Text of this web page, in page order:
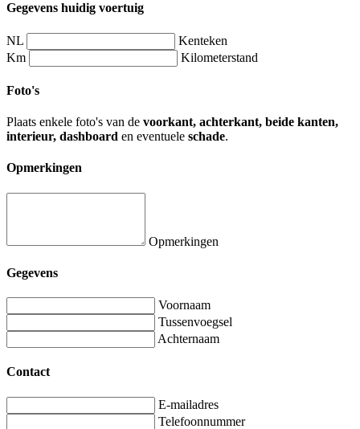
Gegevens huidig voertuig
NL
Kenteken
Km
Kilometerstand
Foto's
Plaats enkele foto's van de voorkant, achterkant, beide kanten,
interieur, dashboard en eventuele schade.
Opmerkingen
Opmerkingen
Gegevens
Voornaam
Tussenvoegsel
Achternaam
Contact
E-mailadres
Telefoonnummer